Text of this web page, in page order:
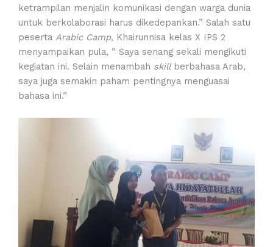
ketrampilan menjalin komunikasi dengan warga dunia
untuk berkolaborasi harus dikedepankan.” Salah satu
peserta Arabic Camp, Khairunnisa kelas X IPS 2
menyampaikan pula, ” Saya senang sekali mengikuti
kegiatan ini. Selain menambah skillberbahasa Arab,
saya juga semakin paham pentingnya menguasai
bahasa ini.”